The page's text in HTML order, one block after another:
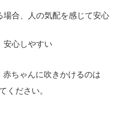
場合、人の気配を感じて安心
安心しやすい
赤ちゃんに吹きかけるのは
ください。